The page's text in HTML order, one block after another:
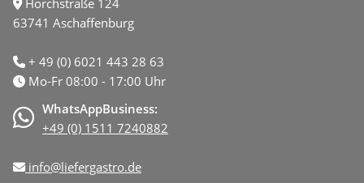
63741 Aschaffenburg
+ 49 (0) 6021 443 28 63
Mo-Fr 08:00 - 17:00 Uhr
WhatsAppBusiness:
+49 (0) 1511 7240882
info@liefergastro.de